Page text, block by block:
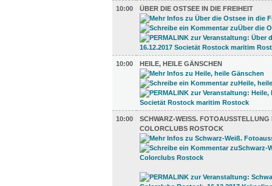
10:00 ÜBER DIE OSTSEE IN DIE FREIHEIT
10:00 HEILE, HEILE GÄNSCHEN
10:00
SCHWARZ-WEISS. FOTOAUSSTELLUNG
OLORCLUBS ROSTOCK